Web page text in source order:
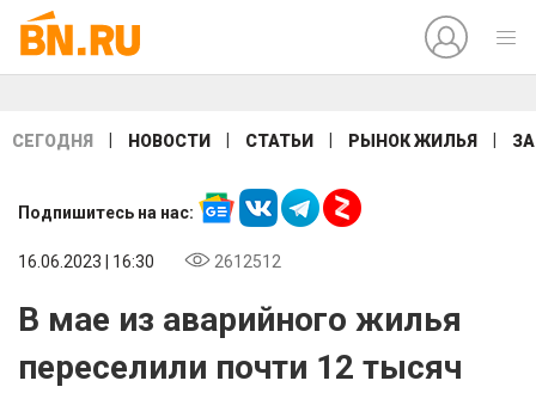
СЕГОДНЯ НОВОСТИ СТАТЬИ РЫНОК ЖИЛЬЯ
Подпишитесь на нас:
16.06.2023 | 16:30 2612512
В мае из аварийного жилья
переселили почти 12 тысяч